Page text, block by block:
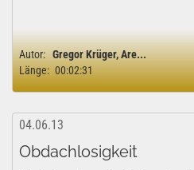
Autor: Gregor Krüger, Are...
Länge: 00:02:31
04.06.13
Obdachlosigkeit